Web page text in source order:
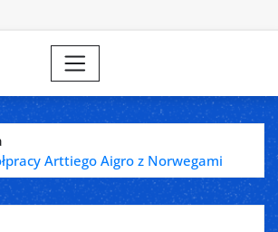
Arttiego Aigro z Norwegami